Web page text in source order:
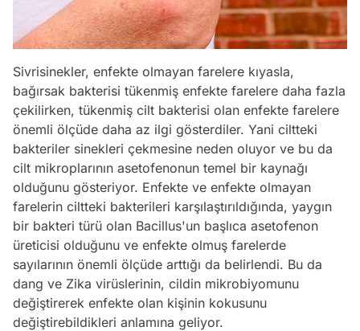
Sivrisinekler, enfekte olmayan farelere kıyasla,
bağırsak bakterisi tükenmiş enfekte farelere daha fazla
çekilirken, tükenmiş cilt bakterisi olan enfekte farelere
önemli ölçüde daha az ilgi gösterdiler. Yani ciltteki
bakteriler sinekleri çekmesine neden oluyor ve bu da
cilt mikroplarının asetofenonun temel bir kaynağı
olduğunu gösteriyor. Enfekte ve enfekte olmayan
farelerin ciltteki bakterileri karşılaştırıldığında, yaygın
bir bakteri türü olan Bacillus'un başlıca asetofenon
üreticisi olduğunu ve enfekte olmuş farelerde
sayılarının önemli ölçüde arttığı da belirlendi. Bu da
dang ve Zika virüslerinin, cildin mikrobiyomunu
değiştirerek enfekte olan kişinin kokusunu
değiştirebildikleri anlamına geliyor.